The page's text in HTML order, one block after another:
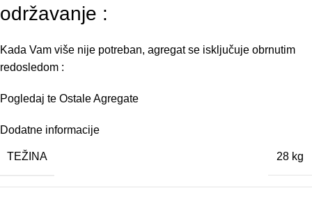
održavanje :
Kada Vam više nije potreban, agregat se isključuje obrnutim
redosledom :
Pogledaj te Ostale Agregate
Dodatne informacije
TEŽINA 28 kg